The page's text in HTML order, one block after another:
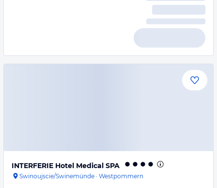
INTERFERIE Hotel Medical SPA
Swinoujscie/Swinemünde · Westpommern